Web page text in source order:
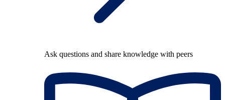
Ask questions and share knowledge with peers